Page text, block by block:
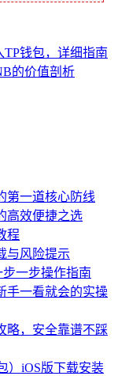
TP钱包，详细指南
的价值剖析
第一道核心防线
高效便捷之选
程
与风险提示
一步操作指南
手一看就会的实操
略，安全靠谱不踩
）iOS版下载安装